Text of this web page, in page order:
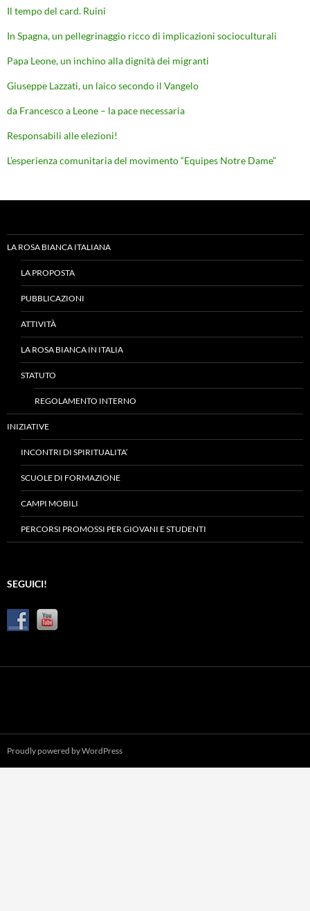
Il tempo del card. Ruini
In Spagna, un pellegrinaggio ricco di implicazioni socioculturali
Papa Leone, un inchino alla dignità dei migranti
Giuseppe Lazzati, un laico secondo il Vangelo
da Francesco a Leone – la pace necessaria
Responsabili alle elezioni!
L’esperienza comunitaria del movimento “Equipes Notre Dame”
LA ROSA BIANCA ITALIANA
LA PROPOSTA
PUBBLICAZIONI
ATTIVITÀ
LA ROSA BIANCA IN ITALIA
STATUTO
REGOLAMENTO INTERNO
INIZIATIVE
INCONTRI DI SPIRITUALITA’
SCUOLE DI FORMAZIONE
CAMPI MOBILI
PERCORSI PROMOSSI PER GIOVANI E STUDENTI
SEGUICI!
Proudly powered by WordPress